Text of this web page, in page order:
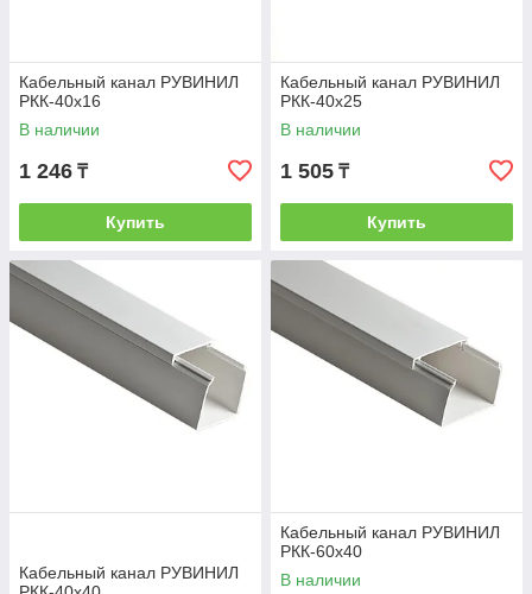
Кабельный канал РУВИНИЛ
РКК-40х16
В наличии
1 246 ₸
Купить
Кабельный канал РУВИНИЛ
РКК-40х25
В наличии
1 505 ₸
Купить
Кабельный канал РУВИНИЛ
Кабельный канал РУВИНИЛ
РКК-60х40
В наличии